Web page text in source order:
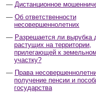
Дистанционное
Об ответственности
несовершеннолетних
Разрешается ли вырубка
растущих на территории,
прилегающей к
участку?
Права
получение пенсии и
государства